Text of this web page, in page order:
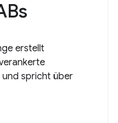
erstellt
und spricht über